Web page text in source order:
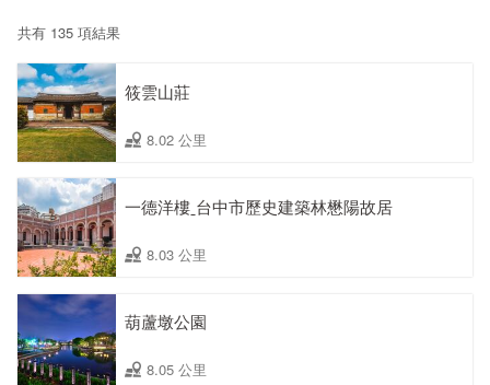
共有 135 項結果
筱雲山莊
8.02 公里
一德洋樓ˍ台中市歷史建築林懋陽故居
8.03 公里
葫蘆墩公園
8.05 公里